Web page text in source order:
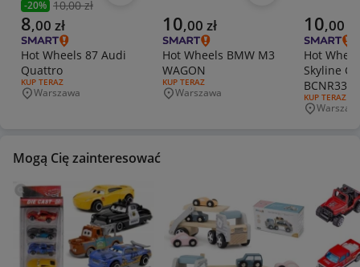
Poprzednia cena
-20% 10,00 zł
Aktualna cena
8,00 zł
Hot Wheels 87 Audi
Quattro
RODZAJ OFERTY:
KUP TERAZ
Miejscowość
Warszawa
Aktualna cena
10,00 zł
Hot Wheels BMW M3
WAGON
RODZAJ OFERTY:
KUP TERAZ
Miejscowość
Warszawa
Aktualna
10,00
Hot
Skyline
BCNR33 ]
RODZAJ
KUP TERAZ
Mogą Cię zainteresować